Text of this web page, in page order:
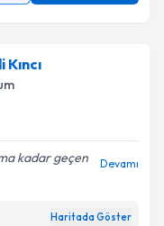
kadar geçen
Devamı
Haritada Göster